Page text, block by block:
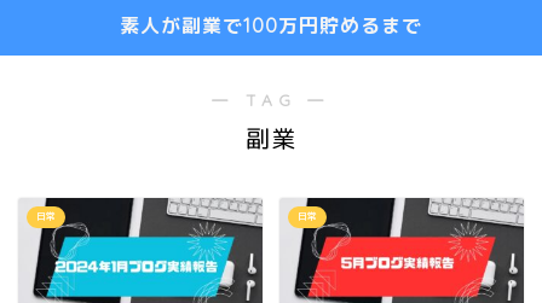
素人が副業で100万円貯めるまで
― TAG ―
副業
日常 日常